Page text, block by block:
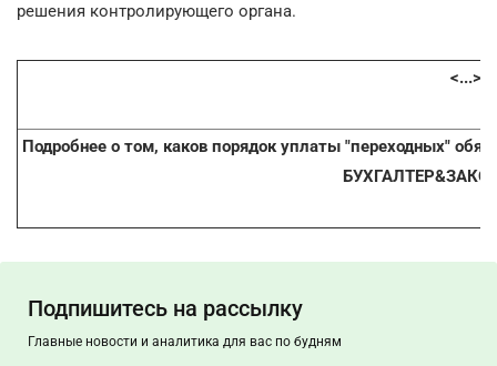
решения контролирующего органа.
<...>
Подробнее о том, каков порядок уплаты "переходных"
Подпишитесь на рассылку
Главные новости и аналитика для вас по будням